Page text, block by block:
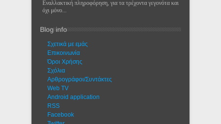
Εναλλακτική πληροφόρηση, για τα τρέχοντα γεγονότα και
όχι μόνο...
Blog info
Σχετικά με εμάς
Eπικοινωνία
Όροι Χρήσης
Σχόλια
Αρθρογράφοι/Συντάκτες
Web TV
Android application
RSS
Facebook